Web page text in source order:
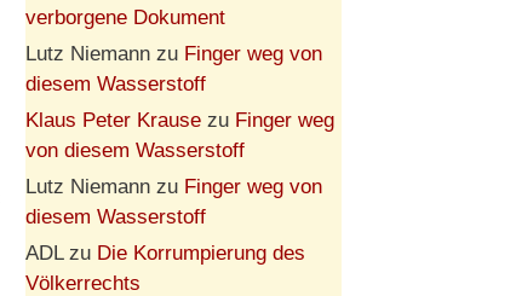
verborgene Dokument
Lutz Niemann zu Finger weg von
diesem Wasserstoff
Klaus Peter Krause zu Finger weg
von diesem Wasserstoff
Lutz Niemann zu Finger weg von
diesem Wasserstoff
ADLzu Die Korrumpierung des
Völkerrechts